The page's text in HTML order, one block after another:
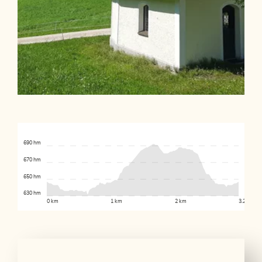
0 km 1 km 2 km 3.2 km
630 hm
650 hm
670 hm
690 hm